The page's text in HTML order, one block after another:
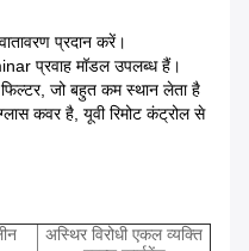
प्रदान करें।
प्रवाह मॉडल उपलब्ध हैं।
फिल्टर, जो बहुत कम स्थान लेता है
कवर है, यूवी रिमोट कंट्रोल से
अस्थिर विरोधी एकल व्यक्ति